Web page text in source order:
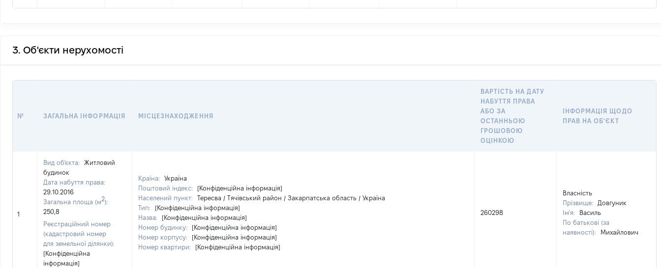
3. Об'єкти нерухомості
№ ЗАГАЛЬНА ІНФОРМАЦІЯ МІСЦЕЗНАХОДЖЕННЯ
ВАРТІСТЬ НА ДАТУ
НАБУТТЯ ПРАВА
АБО ЗА
ОСТАННЬОЮ
ГРОШОВОЮ
ОЦІНКОЮ
ІНФОРМАЦІЯ ЩОДО
ПРАВ НА ОБ'ЄКТ
1
Вид об'єкта:
Житловий
будинок
Дата набуття права:
29.10.2016
Загальна площа (м2):
250,8
Реєстраційний номер
(кадастровий номер
для земельної ділянки):
[Конфіденційна
інформація]
Країна:
Україна
Поштовий індекс:
[Конфіденційна інформація]
Населений пункт:
Тересва / Тячівський район / Закарпатська область / Україна
Тип:
[Конфіденційна інформація]
Назва:
[Конфіденційна інформація]
Номер будинку:
[Конфіденційна інформація]
Номер корпусу:
[Конфіденційна інформація]
Номер квартири:
[Конфіденційна інформація]
260298
Власність
Прізвище:
Довгуник
Ім'я:
Василь
По батькові (за
наявності):
Михайлович